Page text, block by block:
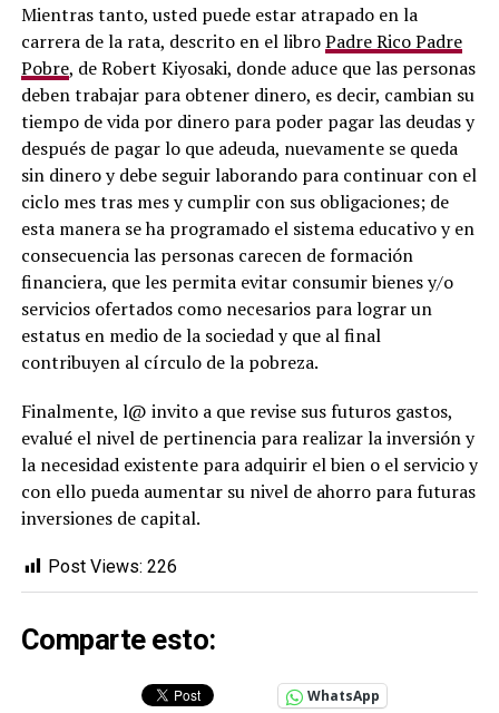
Mientras tanto, usted puede estar atrapado en la
carrera de la rata, descrito en el libroPadre Rico Padre
Pobre, de Robert Kiyosaki, donde aduce que las personas
deben trabajar para obtener dinero, es decir, cambian su
tiempo de vida por dinero para poder pagar las deudas y
después de pagar lo que adeuda, nuevamente se queda
sin dinero y debe seguir laborando para continuar con el
ciclo mes tras mes y cumplir con sus obligaciones; de
esta manera se ha programado el sistema educativo y en
consecuencia las personas carecen de formación
financiera, que les permita evitar consumir bienes y/o
servicios ofertados como necesarios para lograr un
estatus en medio de la sociedad y que al final
contribuyen al círculo de la pobreza.
Finalmente, l@ invito a que revise sus futuros gastos,
evalué el nivel de pertinencia para realizar la inversión y
la necesidad existente para adquirir el bien o el servicio y
con ello pueda aumentar su nivel de ahorro para futuras
inversiones de capital.
Post Views: 226
Comparte esto:
WhatsApp